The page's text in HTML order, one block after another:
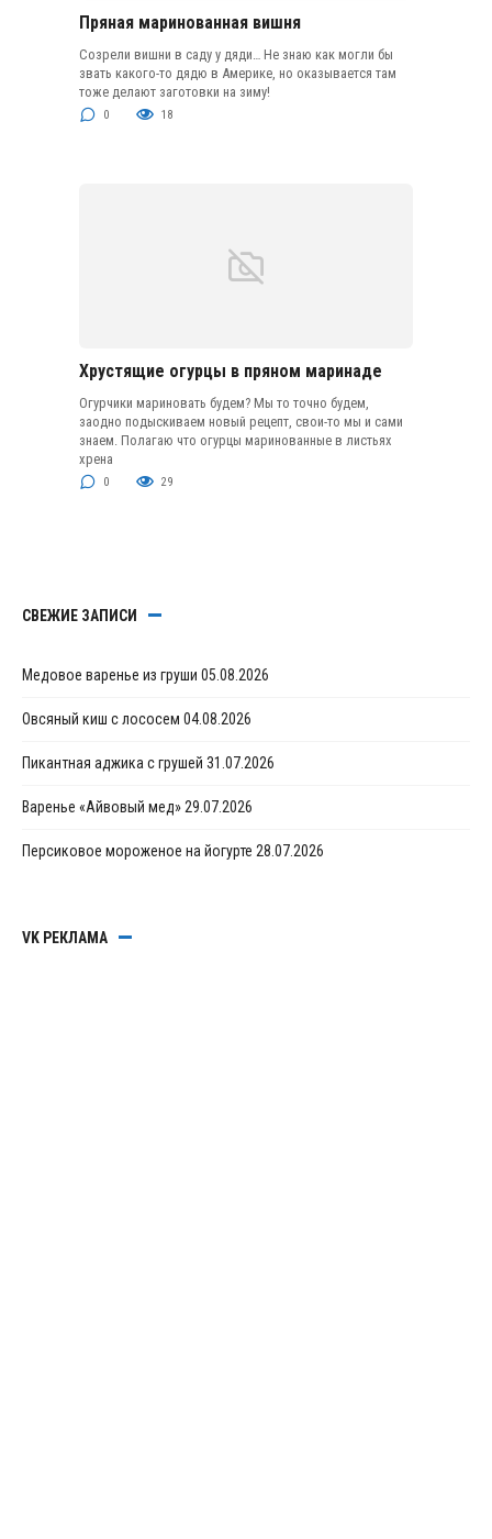
Пряная маринованная вишня
Созрели вишни в саду у дяди… Не знаю как могли бы
звать какого-то дядю в Америке, но оказывается там
тоже делают заготовки на зиму!
0 18
Хрустящие огурцы в пряном маринаде
Огурчики мариновать будем? Мы то точно будем,
заодно подыскиваем новый рецепт, свои-то мы и сами
знаем. Полагаю что огурцы маринованные в листьях
хрена
0 29
СВЕЖИЕ ЗАПИСИ
Медовое варенье из груши 05.08.2026
Овсяный киш с лососем 04.08.2026
Пикантная аджика с грушей 31.07.2026
Варенье «Айвовый мед» 29.07.2026
Персиковое мороженое на йогурте 28.07.2026
VK РЕКЛАМА